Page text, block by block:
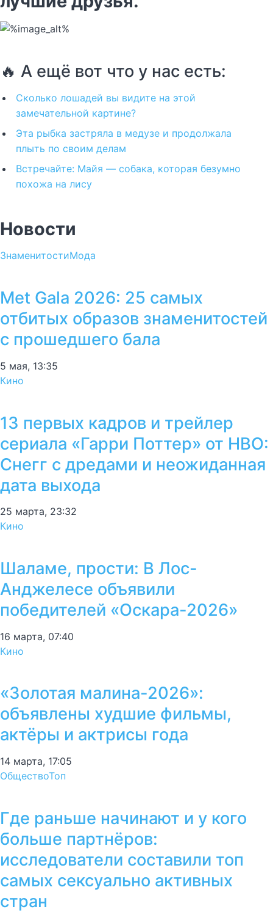
🔥 А ещё вот что у нас есть:
Сколько лошадей вы видите на этой
замечательной картине?
Эта рыбка застряла в медузе и продолжала
плыть по своим делам
Встречайте: Майя — собака, которая безумно
похожа на лису
Новости
ЗнаменитостиМода
Met Gala 2026: 25 самых
отбитых образов знаменитостей
с прошедшего бала
5 мая, 13:35
Кино
13 первых кадров и трейлер
сериала «Гарри Поттер» от HBO:
Снегг с дредами и неожиданная
дата выхода
25 марта, 23:32
Кино
Шаламе, прости: В Лос-
Анджелесе объявили
победителей «Оскара-2026»
16 марта, 07:40
Кино
«Золотая малина-2026»:
объявлены худшие фильмы,
актёры и актрисы года
14 марта, 17:05
ОбществоТоп
Где раньше начинают и у кого
больше партнёров:
исследователи составили топ
самых сексуально активных
стран